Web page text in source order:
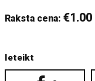
Raksta cena:€1.00
Ieteikt